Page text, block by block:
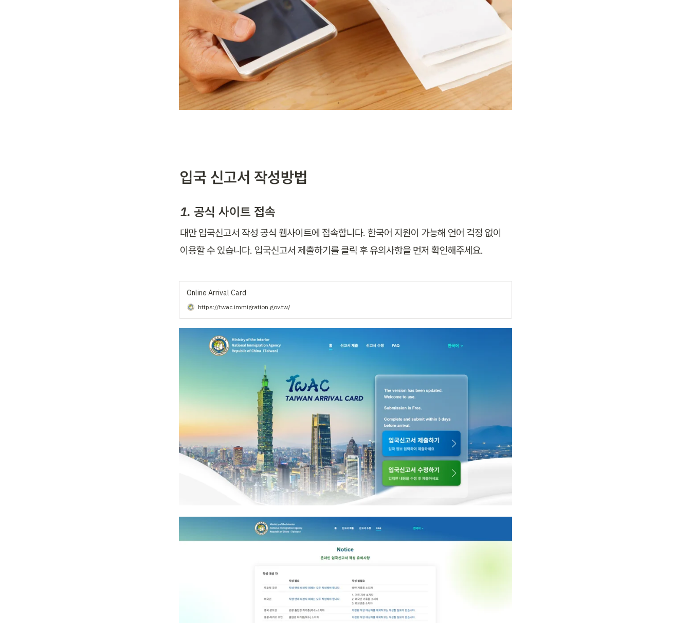
입국 신고서 작성방법
1. 공식 사이트 접속
대만 입국신고서 작성 공식 웹사이트에 접속합니다. 한국어 지원이 가능해 언어 걱정 없이
이용할 수 있습니다. 입국신고서 제출하기를 클릭 후 유의사항을 먼저 확인해주세요.
Online Arrival Card
https://twac.immigration.gov.tw/